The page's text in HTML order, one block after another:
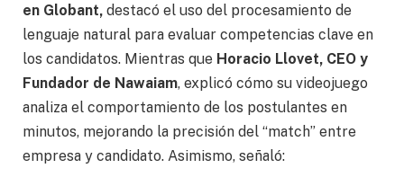
en Globant, destacó el uso del procesamiento de
lenguaje natural para evaluar competencias clave en
los candidatos. Mientras que Horacio Llovet, CEO y
Fundador de Nawaiam, explicó cómo su videojuego
analiza el comportamiento de los postulantes en
minutos, mejorando la precisión del “match” entre
empresa y candidato. Asimismo, señaló: